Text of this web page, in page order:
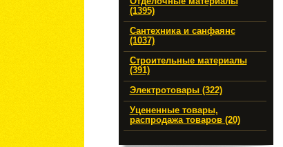
(1395)
Сантехника и санфаянс
(1037)
Строительные материалы
(391)
Электротовары (322)
Уцененные товары,
распродажа товаров (20)